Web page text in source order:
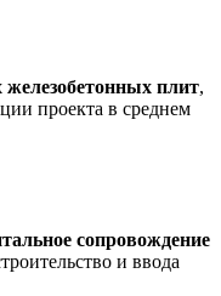
плит,
проекта в среднем
сопровождение
и ввода